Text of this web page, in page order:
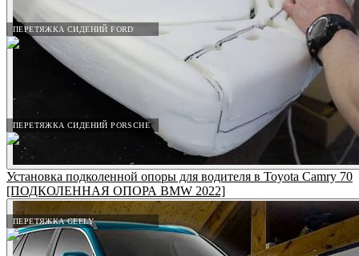
ПЕРЕТЯЖКА СИДЕНИЙ FORD
ПЕРЕТЯЖКА СИДЕНИЙ PORSCHE
ПЕРЕТЯЖКА GEELY
Установка подколенной опоры для водителя в Toyota Camry 70
[ПОДКОЛЕННАЯ ОПОРА BMW 2022]